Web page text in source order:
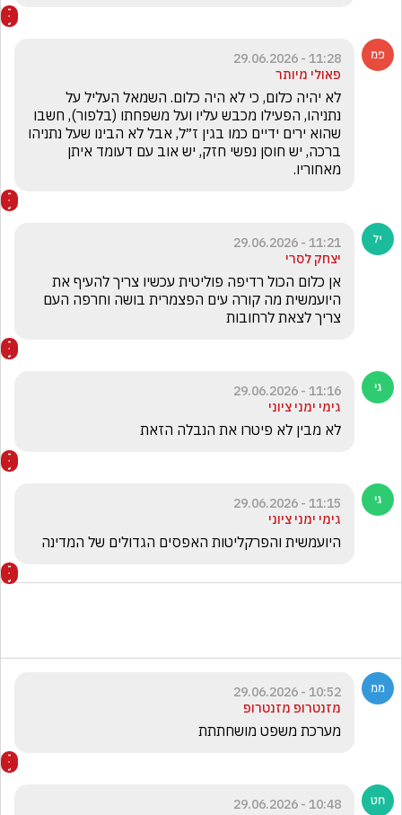
11:28 - 29.06.2026
פאולי מיותר
מאחוריו.
11:21 - 29.06.2026
יצחק לסרי
צריך לצאת לרחובות
11:16 - 29.06.2026
גימי ימני ציוני
לא מבין לא פיטרו את הנבלה הזאת
11:15 - 29.06.2026
גימי ימני ציוני
היועמשית והפרקליטות האפסים הגדולים של המדינה
10:52 - 29.06.2026
מזנטרופ מזנטרופ
מערכת משפט מושחתתת
10:48 - 29.06.2026